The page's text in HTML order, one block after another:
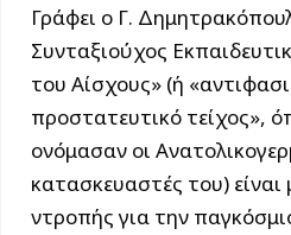
Γράφει ο Γ.
Συνταξιούχος
του Αίσχους» (ή
προστατευτικό τείχος»,
ονόμασαν οι
κατασκευαστές του) είναι
ντροπής για την